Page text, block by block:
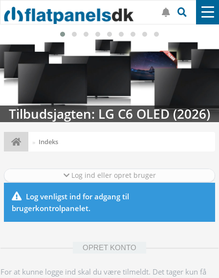
Tilbudsjagten: LG C6 OLED (2026)
Indeks
Log ind eller opret bruger
Log venligst ind for adgang til
brugerkontrolpanelet.
OPRET KONTO
For at kunne logge ind skal du være tilmeldt. Det tager kun få